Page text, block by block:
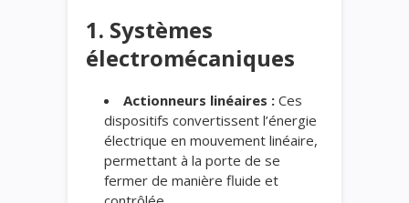
1. Systèmes
électromécaniques
Actionneurs linéaires : Ces
dispositifs convertissent l’énergie
électrique en mouvement linéaire,
permettant à la porte de se
fermer de manière fluide et